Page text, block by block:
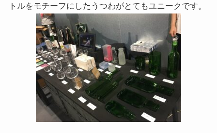
トルをモチーフにしたうつわがとてもユニークです。